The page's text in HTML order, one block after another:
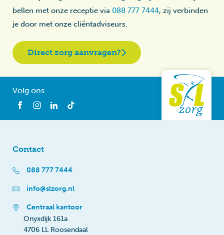
bellen met onze receptie via 088 777 7444, zij verbinden
je door met onze cliëntadviseurs.
Direct zorg aanvragen?
Volg ons
Contact
088 777 7444
info@slzorg.nl
Centraal kantoor
Onyxdijk 161a
4706 LL Roosendaal